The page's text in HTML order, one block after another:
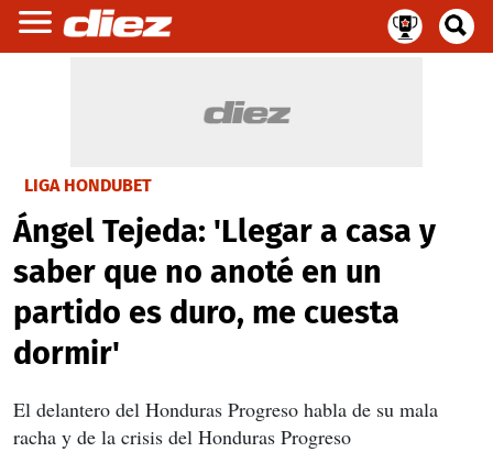
LIGA HONDUBET
Ángel Tejeda: 'Llegar a casa y
saber que no anoté en un
partido es duro, me cuesta
dormir'
El delantero del Honduras Progreso habla de su mala
racha y de la crisis del Honduras Progreso